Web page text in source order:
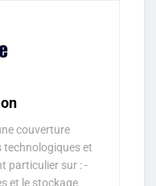
couverture
et
particulier sur : -
et le stockage